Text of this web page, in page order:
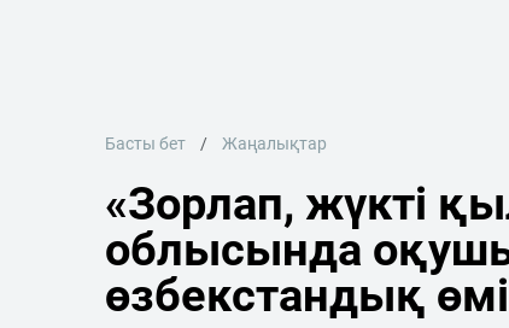
Басты бет Жаңалықтар
«Зорлап, жүкті
облысында
өзбекстандық